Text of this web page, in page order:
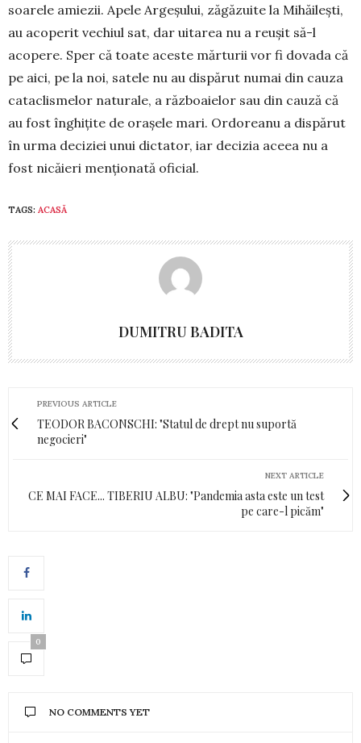
soarele amiezii. Ape­le Argeșului, zăgăzuite la Mi­hăilești,
au acoperit ve­chiul sat, dar uitarea nu a reu­șit să-l
acopere. Sper că toate aceste mărturii vor fi dovada că
pe aici, pe la noi, satele nu au dispărut numai din cauza
cataclismelor naturale, a răz­boaielor sau din cauză că
au fost înghițite de orașele mari. Ordoreanu a dispărut
în urma deciziei unui dictator, iar de­cizia aceea nu a
fost nică­ieri menționată oficial.
TAGS: ACASĂ
DUMITRU BADITA
PREVIOUS ARTICLE
TEODOR BACONSCHI: "Statul de drept nu suportă
negocieri"
NEXT ARTICLE
CE MAI FACE... TIBERIU ALBU: "Pandemia asta este un test
pe care-l picăm"
0
NO COMMENTS YET